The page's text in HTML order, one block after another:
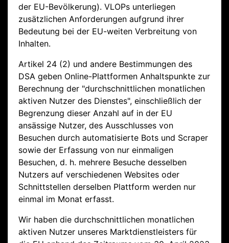
der EU-Bevölkerung). VLOPs unterliegen
zusätzlichen Anforderungen aufgrund ihrer
Bedeutung bei der EU-weiten Verbreitung von
Inhalten.
Artikel 24 (2) und andere Bestimmungen des
DSA geben Online-Plattformen Anhaltspunkte zur
Berechnung der "durchschnittlichen monatlichen
aktiven Nutzer des Dienstes", einschließlich der
Begrenzung dieser Anzahl auf in der EU
ansässige Nutzer, des Ausschlusses von
Besuchen durch automatisierte Bots und Scraper
sowie der Erfassung von nur einmaligen
Besuchen, d. h. mehrere Besuche desselben
Nutzers auf verschiedenen Websites oder
Schnittstellen derselben Plattform werden nur
einmal im Monat erfasst.
Wir haben die durchschnittlichen monatlichen
aktiven Nutzer unseres Marktdienstleisters für